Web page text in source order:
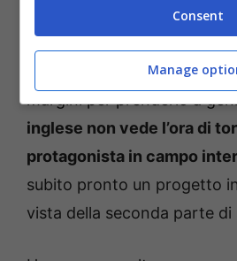
sono stati nuovi contatti
il Liverpool non sta
stagione: il Milan sta
margini per prenderlo a
inglese non vede l’ora di
protagonista in campo
subito pronto un progetto
vista della seconda parte di
Consent
Manage